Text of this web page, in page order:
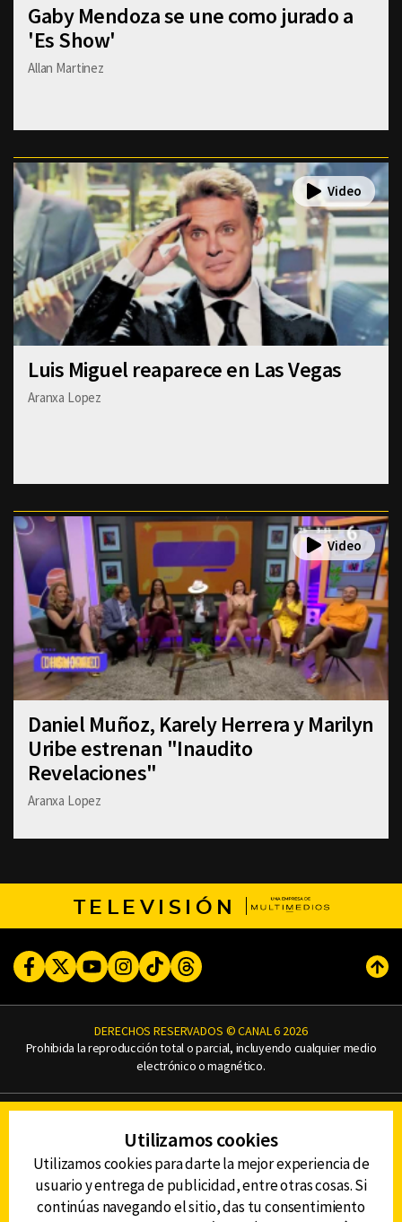
Gaby Mendoza se une como jurado a
'Es Show'
Allan Martinez
Luis Miguel reaparece en Las Vegas
Aranxa Lopez
Daniel Muñoz, Karely Herrera y Marilyn
Uribe estrenan "Inaudito
Revelaciones"
Aranxa Lopez
TELEVISIÓN
FacebookTwitterYoutubeInstagram
TikTokThreads
DERECHOS RESERVADOS © CANAL 6 2026
Prohibida la reproducción total o parcial, incluyendo cualquier medio
electrónico o magnético.
AVISO DE PRIVACIDAD
AVISO LEGAL
DEFENSORÍA DE LAS AUDIENCIAS
Utilizamos cookies
Utilizamos cookies para darte la mejor experiencia de
usuario y entrega de publicidad, entre otras cosas. Si
continúas navegando el sitio, das tu consentimiento